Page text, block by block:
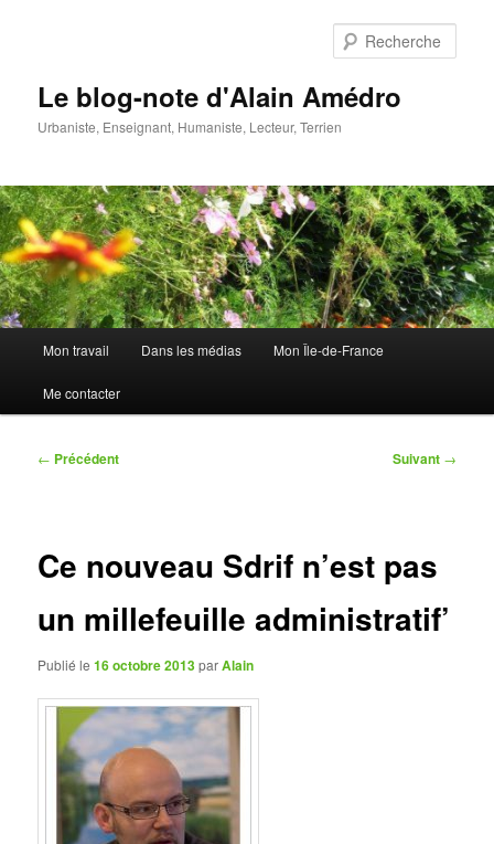
Le blog-note d'Alain Amédro
Urbaniste, Enseignant, Humaniste, Lecteur, Terrien
principal
Mon travail Dans les médias Mon Île-de-France
Me contacter
Navigation
← Précédent Suivant →
Ce nouveau Sdrif n’est pas
un millefeuille administratif’
Publié le16 octobre 2013parAlain